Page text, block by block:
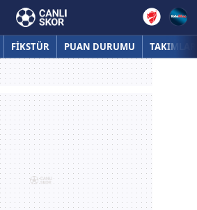
FİKSTÜR PUAN DURUMU TAKIMLAR